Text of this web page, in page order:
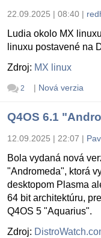
22.09.2025 | 08:40 |
Ludia okolo MX
linuxu postavené na
Zdroj: MX linux
2 | Nová verzia
Q4OS 6.1
12.09.2025 | 22:07 |
Bola vydaná nová
"Andromeda", ktorá
desktopom Plasma
64 bit architektúru,
Q4OS 5 "Aquarius".
Zdroj: